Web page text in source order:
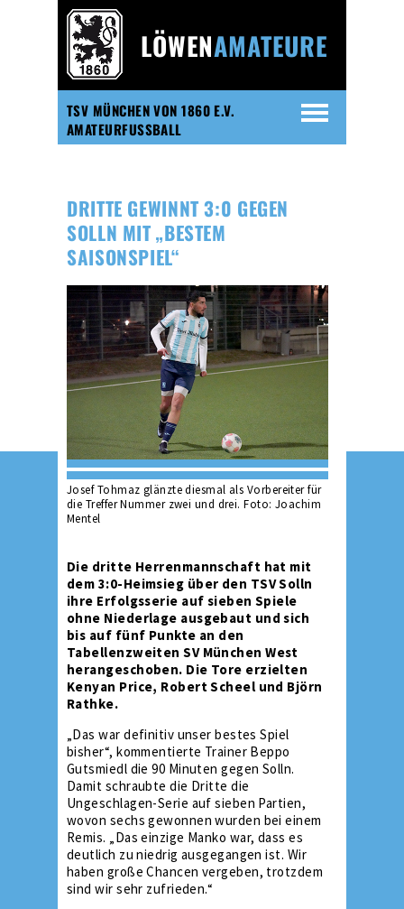
TSV MÜNCHEN VON 1860 E.V.
AMATEURFUSSBALL
LÖWENAMATEURE
DRITTE GEWINNT 3:0 GEGEN
SOLLN MIT „BESTEM
SAISONSPIEL“
Josef Tohmaz glänzte diesmal als Vorbereiter für
die Treffer Nummer zwei und drei. Foto: Joachim
Mentel
Die dritte Herrenmannschaft hat mit
dem 3:0-Heimsieg über den TSV Solln
ihre Erfolgsserie auf sieben Spiele
ohne Niederlage ausgebaut und sich
bis auf fünf Punkte an den
Tabellenzweiten SV München West
herangeschoben. Die Tore erzielten
Kenyan Price, Robert Scheel und Björn
Rathke.
„Das war definitiv unser bestes Spiel
bisher“, kommentierte Trainer Beppo
Gutsmiedl die 90 Minuten gegen Solln.
Damit schraubte die Dritte die
Ungeschlagen-Serie auf sieben Partien,
wovon sechs gewonnen wurden bei einem
Remis. „Das einzige Manko war, dass es
deutlich zu niedrig ausgegangen ist. Wir
haben große Chancen vergeben, trotzdem
sind wir sehr zufrieden.“